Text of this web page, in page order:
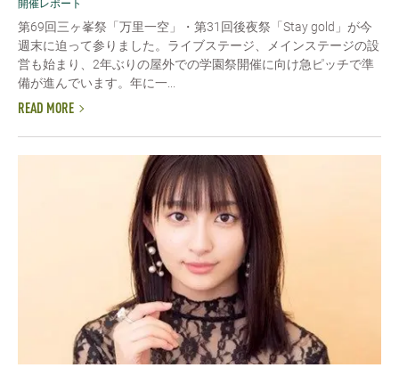
開催レポート
第69回三ヶ峯祭「万里一空」・第31回後夜祭「Stay gold」が今
週末に迫って参りました。ライブステージ、メインステージの設
営も始まり、2年ぶりの屋外での学園祭開催に向け急ピッチで準
備が進んでいます。年に一...
READ MORE